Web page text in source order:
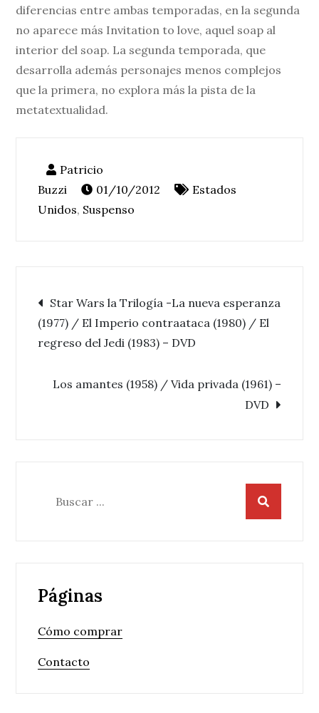
diferencias entre ambas temporadas, en la segunda
no aparece más Invitation to love, aquel soap al
interior del soap. La segunda temporada, que
desarrolla además personajes menos complejos
que la primera, no explora más la pista de la
metatextualidad.
01/10/2012
Estados
Unidos, Suspenso
Navegación
de
entradas
Star Wars la Trilogía -La nueva esperanza
(1977) / El Imperio contraataca (1980) / El
regreso del Jedi (1983) – DVD
Los amantes (1958) / Vida privada (1961) –
DVD
Páginas
Cómo comprar
Contacto